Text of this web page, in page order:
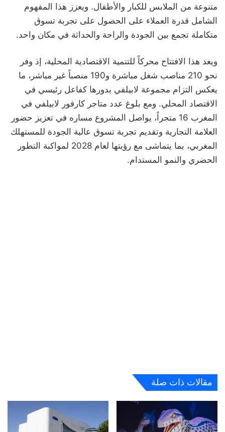
متنوعة من الملابس للكبار والأطفال. ويعزز هذا المفهوم
الشامل قدرة العملاء على الحصول على تجربة تسوق
متكاملة تجمع بين الجودة والراحة والحداثة في مكان واحد.
ويعد هذا الافتتاح محركاً للتنمية الاقتصادية المحلية، إذ وفر
نحو 210 مناصب شغل مباشرة و190 منصباً غير مباشر، ما
يعكس التزام مجموعة لابيلفي بدورها كفاعل رئيسي في
الاقتصاد المحلي. ومع بلوغ عدد متاجر كارفور لابيلفي في
المغرب 16 متجراً، يواصل المشروع مساره في تعزيز حضور
العلامة التجارية وتقديم تجربة تسوق عالية الجودة للمستهلك
المغربي، بما يتماشى مع رؤيتها لعام 2028 لمواكبة التطور
الحضري والنمو المستدام.
مقالات ذات صلة